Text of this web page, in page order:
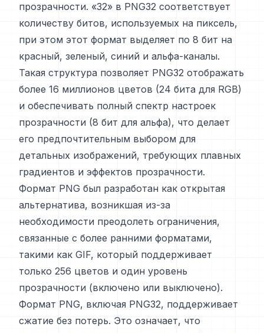
прозрачности. «32» в PNG32 соответствует
количеству битов, используемых на пиксель,
при этом этот формат выделяет по 8 бит на
красный, зеленый, синий и альфа-каналы.
Такая структура позволяет PNG32 отображать
более 16 миллионов цветов (24 бита для RGB)
и обеспечивать полный спектр настроек
прозрачности (8 бит для альфа), что делает
его предпочтительным выбором для
детальных изображений, требующих плавных
градиентов и эффектов прозрачности.
Формат PNG был разработан как открытая
альтернатива, возникшая из-за
необходимости преодолеть ограничения,
связанные с более ранними форматами,
такими как GIF, который поддерживает
только 256 цветов и один уровень
прозрачности (включено или выключено).
Формат PNG, включая PNG32, поддерживает
сжатие без потерь. Это означает, что